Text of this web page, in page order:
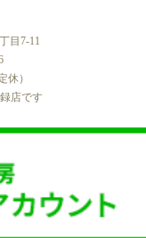
目7-11
休）
店です